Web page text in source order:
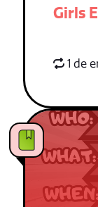
Girls
1 de